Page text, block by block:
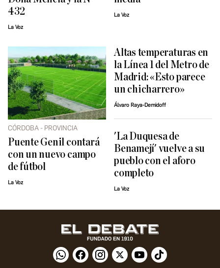
432
La Voz
La Voz
CÓRDOBA - PROVINCIA
Puente Genil contará
con un nuevo campo
de fútbol
La Voz
Altas temperaturas en
la Línea 1 del Metro de
Madrid: «Esto parece
un chicharrero»
Álvaro Raya-Demidoff
'La Duquesa de
Benamejí' vuelve a su
pueblo con el aforo
completo
La Voz